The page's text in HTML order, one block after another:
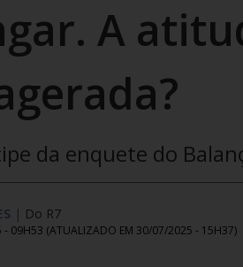
A
da enquete do
| Do R7
- 09H53 (ATUALIZADO EM 30/07/2025 - 15H37)